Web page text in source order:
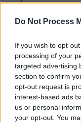
Do Not Process
If you wish to opt-
processing of your
targeted advertising
section to confirm
opt-out request is
interest-based ads
us or personal
your opt-out. You
τρόπο του,
πολλές
σημερινή
που
αυτοσχέδια
Θεσσαλονίκη,
πρόστιμο 200€.